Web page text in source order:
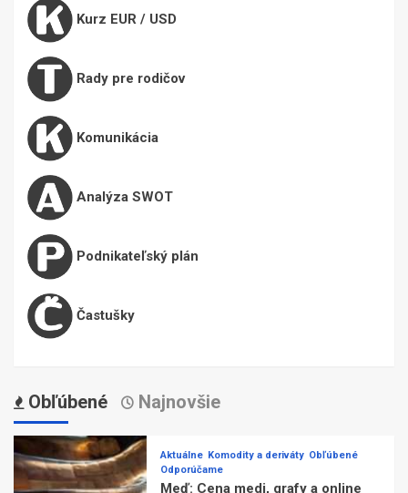
Kurz EUR / USD
Rady pre rodičov
Komunikácia
Analýza SWOT
Podnikateľský plán
Častušky
Obľúbené Najnovšie
Aktuálne Komodity a deriváty Obľúbené
Odporúčame
Meď: Cena medi, grafy a online